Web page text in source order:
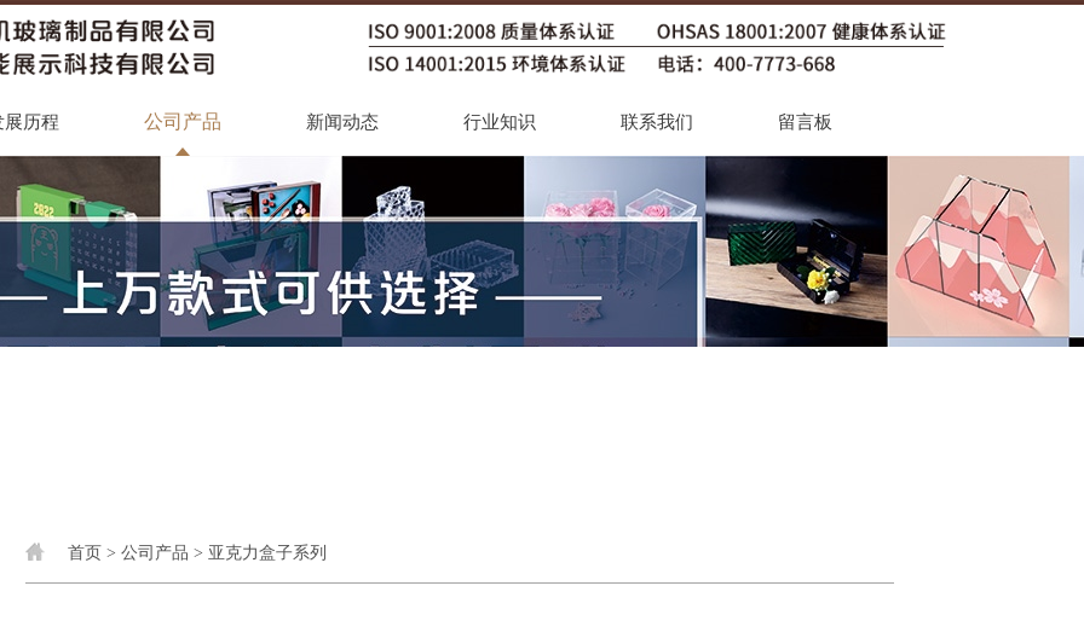
展历程 公司产品 新闻动态 行业知识 联系我们 留言板
首页 > 公司产品 > 亚克力盒子系列